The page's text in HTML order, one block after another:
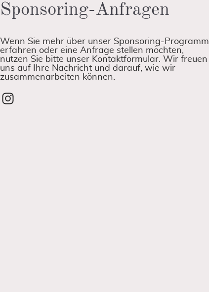
Sponsoring-Anfragen
Wenn Sie mehr über unser Sponsoring-Programm
erfahren oder eine Anfrage stellen möchten,
nutzen Sie bitte unser Kontaktformular. Wir freuen
uns auf Ihre Nachricht und darauf, wie wir
zusammenarbeiten können.